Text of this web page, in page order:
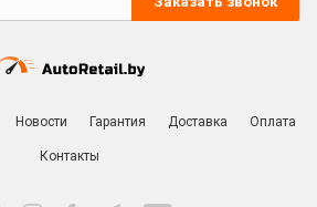
Новости Гарантия Доставка Оплата
Контакты